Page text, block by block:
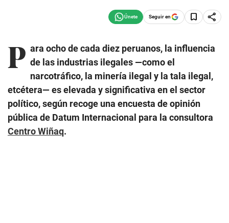
Seguir en
P ara ocho de cada diez peruanos, la influencia
de las industrias ilegales —como el
narcotráfico, la minería ilegal y la tala ilegal,
etcétera— es elevada y significativa en el sector
político, según recoge una encuesta de opinión
pública de Datum Internacional para la consultora
Centro Wiñaq.